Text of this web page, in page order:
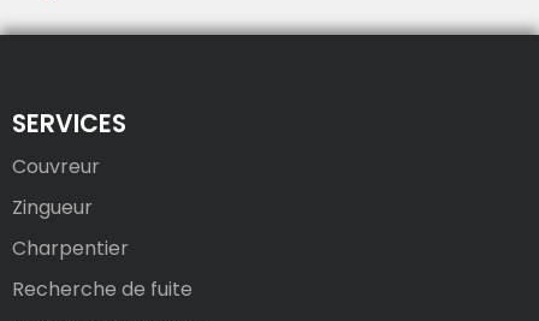
SERVICES
Couvreur
Zingueur
Charpentier
Recherche de fuite